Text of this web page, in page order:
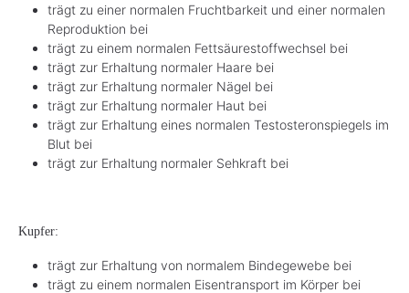
trägt zu einer normalen Fruchtbarkeit und einer normalen
Reproduktion bei
trägt zu einem normalen Fettsäurestoffwechsel bei
trägt zur Erhaltung normaler Haare bei
trägt zur Erhaltung normaler Nägel bei
trägt zur Erhaltung normaler Haut bei
trägt zur Erhaltung eines normalen Testosteronspiegels im
Blut bei
trägt zur Erhaltung normaler Sehkraft bei
Kupfer:
trägt zur Erhaltung von normalem Bindegewebe bei
trägt zu einem normalen Eisentransport im Körper bei